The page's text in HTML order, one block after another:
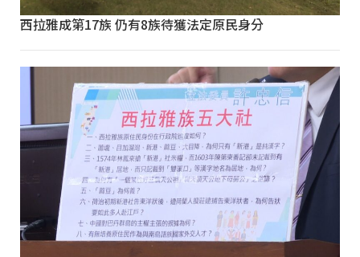
西拉雅成第17族 仍有8族待獲法定原民身分